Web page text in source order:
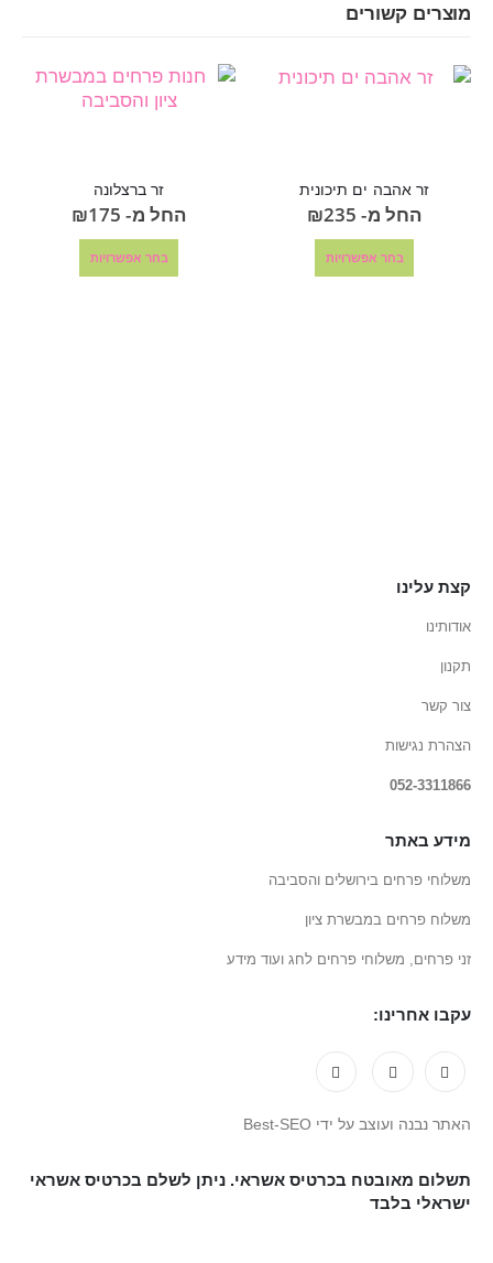
מוצרים קשורים
זר אהבה ים תיכונית
החל מ- ₪235
בחר אפשרויות
זר ברצלונה
החל מ- ₪175
בחר אפשרויות
קצת עלינו
אודותינו
תקנון
צור קשר
הצהרת נגישות
052-3311866
מידע באתר
משלוחי פרחים בירושלים והסביבה
משלוח פרחים במבשרת ציון
זני פרחים, משלוחי פרחים לחג ועוד מידע
עקבו אחרינו:
האתר נבנה ועוצב על ידי Best-SEO
תשלום מאובטח בכרטיס אשראי. ניתן לשלם בכרטיס אשראי
ישראלי בלבד